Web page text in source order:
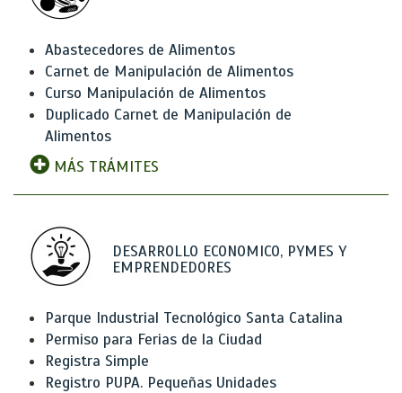
Abastecedores de Alimentos
Carnet de Manipulación de Alimentos
Curso Manipulación de Alimentos
Duplicado Carnet de Manipulación de
Alimentos
MÁS TRÁMITES
DESARROLLO ECONOMICO, PYMES Y
EMPRENDEDORES
Parque Industrial Tecnológico Santa Catalina
Permiso para Ferias de la Ciudad
Registra Simple
Registro PUPA. Pequeñas Unidades